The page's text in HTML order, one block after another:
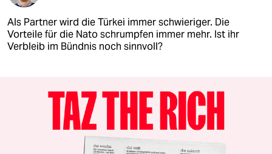
Als Partner wird die Türkei immer schwieriger. Die
Vorteile für die Nato schrumpfen immer mehr. Ist ihr
Verbleib im Bündnis noch sinnvoll?